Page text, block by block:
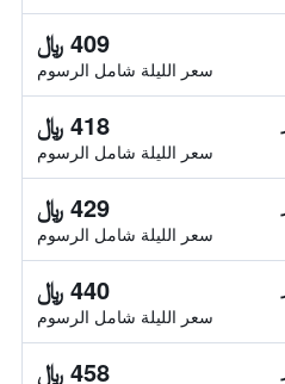
409 ﷼
سعر الليلة شامل الرسوم
418 ﷼
سعر الليلة شامل الرسوم
429 ﷼
سعر الليلة شامل الرسوم
440 ﷼
سعر الليلة شامل الرسوم
458 ﷼